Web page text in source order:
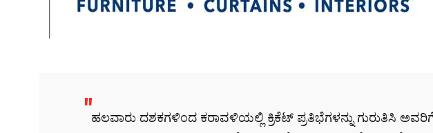
ಹಲವಾರು ದಶಕಗಳಿಂದ ಕರಾವಳಿಯಲ್ಲಿ ಕ್ರಿಕೆಟ್ ಪ್ರತಿಭೆಗಳನ್ನು ಗುರುತಿಸಿ